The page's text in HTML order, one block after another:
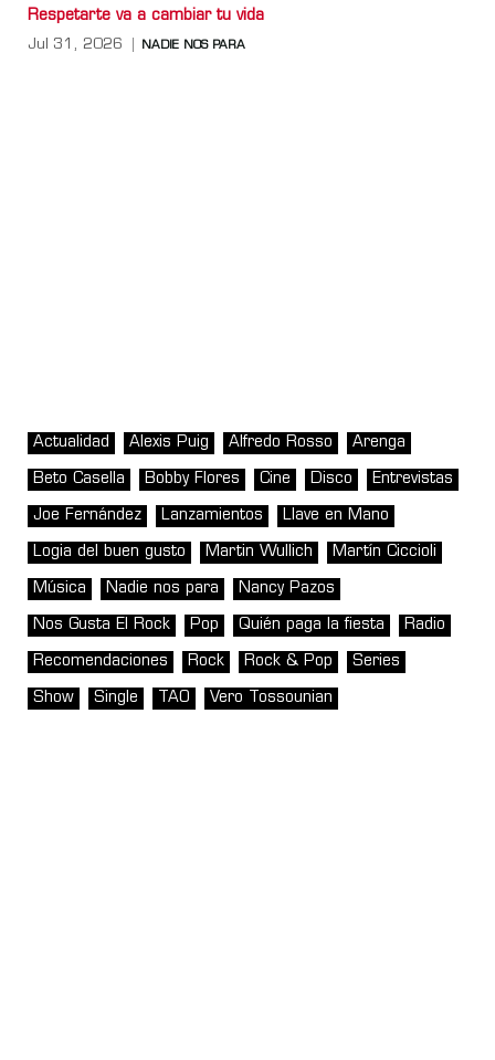
Respetarte va a cambiar tu vida
Jul 31, 2026 NADIE NOS PARA
Actualidad Alexis Puig Alfredo Rosso Arenga
Beto Casella Bobby Flores Cine Disco Entrevistas
Joe Fernández Lanzamientos Llave en Mano
Logia del buen gusto Martin Wullich Martín Ciccioli
Música Nadie nos para Nancy Pazos
Nos Gusta El Rock Pop Quién paga la fiesta Radio
Recomendaciones Rock Rock & Pop Series
Show Single TAO Vero Tossounian